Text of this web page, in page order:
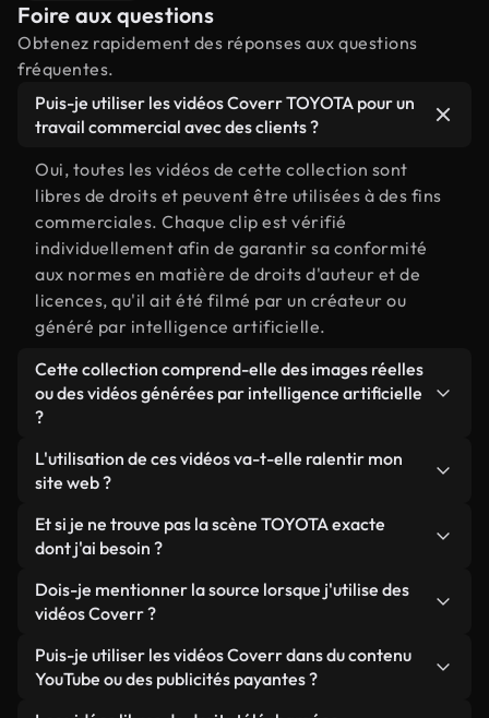
Foire aux questions
Obtenez rapidement des réponses aux questions
fréquentes.
Puis-je utiliser les vidéos Coverr TOYOTA pour un
travail commercial avec des clients ?
Oui, toutes les vidéos de cette collection sont
libres de droits et peuvent être utilisées à des fins
commerciales. Chaque clip est vérifié
individuellement afin de garantir sa conformité
aux normes en matière de droits d'auteur et de
licences, qu'il ait été filmé par un créateur ou
généré par intelligence artificielle.
Cette collection comprend-elle des images réelles
ou des vidéos générées par intelligence artificielle
?
Les deux. Il s'agit d'une bibliothèque hybride
composée de véritables images filmées par des
générées par IA. Chaque vidéo est clairement
identifiée afin que vous sachiez toujours ce que
vous utilisez.
L'utilisation de ces vidéos va-t-elle ralentir mon
site web ?
Sauf si vous choisissez nos versions optimisées.
Nous proposons des formats légers, prêts pour le
ils conservent une qualité élevée tout en
minimisant les temps de chargement et en
améliorant des indicateurs comme le LCP.
Et si je ne trouve pas la scène TOYOTA exacte
dont j'ai besoin ?
Vous pouvez en créer une instantanément avec
Coverr AI Studio. Il vous suffit de décrire la scène,
Studio générera en quelques secondes une vidéo
personnalisée conforme à nos normes de licence.
Dois-je mentionner la source lorsque j'utilise des
vidéos Coverr ?
Aucune attribution n'est requise. Toutes les vidéos
de notre bibliothèque sont libres de droits et
Puis-je utiliser les vidéos Coverr dans du contenu
YouTube ou des publicités payantes ?
Oui. Toutes les séquences vidéo de Coverr peuvent